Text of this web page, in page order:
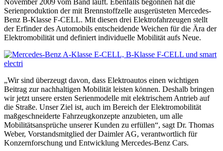
November 2009 vom Band läuft. Ebenfalls begonnen hat die
Serienproduktion der mit Brennstoffzelle ausgerüsteten Mercedes-
Benz B-Klasse F-CELL. Mit diesen drei Elektrofahrzeugen stellt
der Erfinder des Automobils entscheidende Weichen für die Ära der
Elektromobilität und definiert individuelle Mobilität aufs Neue.
„Wir sind überzeugt davon, dass Elektroautos einen wichtigen
Beitrag zur nachhaltigen Mobilität leisten können. Deshalb bringen
wir jetzt unsere ersten Serienmodelle mit elektrischem Antrieb auf
die Straße. Unser Ziel ist, auch im Bereich der Elektromobilität
maßgeschneiderte Fahrzeugkonzepte anzubieten, um alle
Mobilitätsansprüche unserer Kunden zu erfüllen“, sagt Dr. Thomas
Weber, Vorstandsmitglied der Daimler AG, verantwortlich für
Konzernforschung und Entwicklung Mercedes-Benz Cars.